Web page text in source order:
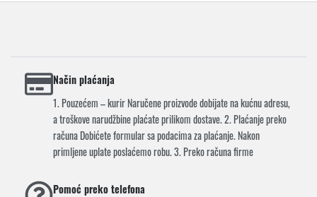
Način plaćanja
1. Pouzećem – kurir Naručene proizvode dobijate na kućnu adresu,
a troškove narudžbine plaćate prilikom dostave. 2. Plaćanje preko
računa Dobićete formular sa podacima za plaćanje. Nakon
primljene uplate poslaćemo robu. 3. Preko računa firme
Pomoć preko telefona